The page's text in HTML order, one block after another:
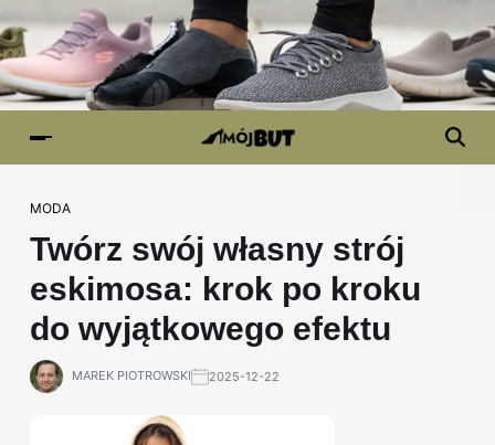
MODA
Twórz swój własny strój
eskimosa: krok po kroku
do wyjątkowego efektu
MAREK PIOTROWSKI 2025-12-22